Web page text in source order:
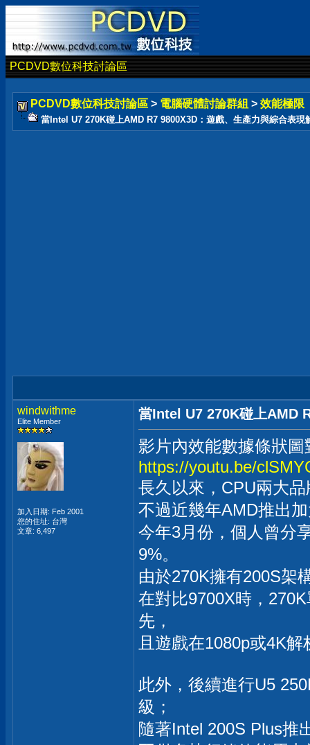
PCDVD數位科技討論區
PCDVD數位科技討論區 > 電腦硬體討論群組 > 效能極限
當Intel U7 270K碰上AMD R7 9800X3D：遊戲、生產力與綜合表現
windwithme
Elite Member
加入日期: Feb 2001
您的住址: 台灣
文章: 6,497
當Intel U7 270K碰上AMD
影片內效能數據條狀
https://youtu.be/
長久以來，CPU兩大
不過近幾年AMD推出
今年3月份，個人曾分
9%。
由於270K擁有200S架
在對比9700X時，
先，
且遊戲在1080p或4K
此外，後續進行U5
級；
隨著Intel 200S Plus推